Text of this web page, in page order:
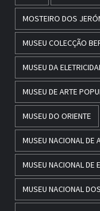
MOSTEIRO DOS
MUSEU COLECÇÃO
MUSEU DA
MUSEU DE ARTE
MUSEU DO ORIENTE
MUSEU NACIONAL DE
MUSEU NACIONAL DE
MUSEU NACIONAL